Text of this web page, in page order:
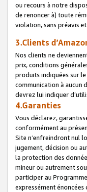
ou recours à notre
de renoncer à) toute
violation, sans préavis
3.Clients
Nos clients ne
prix, conditions
produits indiquées sur
communication à aucun
devrez lui indiquer
4.Garanties
Vous déclarez,
conformément au
Site n’enfreindront nul
jugement, décision ou
la protection des
mineur ou autrement
participer au
expressément énoncées